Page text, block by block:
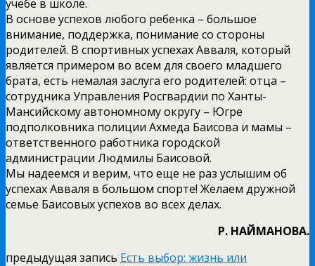
учебе в школе.
В основе успехов любого ребенка – большое
внимание, поддержка, понимание со стороны
родителей. В спортивных успехах Авваля, который
является примером во всем для своего младшего
брата, есть немалая заслуга его родителей: отца –
сотрудника Управления Росгвардии по Ханты-
Мансийскому автономному округу – Югре
подполковника полиции Ахмеда Баисова и мамы –
ответственного работника городской
администрации Людмилы Баисовой.
Мы надеемся и верим, что еще не раз услышим об
успехах Авваля в большом спорте! Желаем дружной
семье Баисовых успехов во всех делах.
Р. НАЙМАНОВА.
предыдущая запись Есть выбор: жизнь или